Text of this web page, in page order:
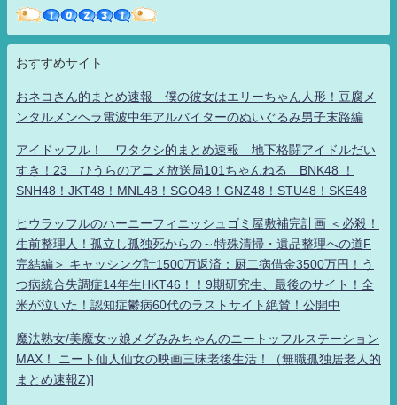
おすすめサイト
おネコさん的まとめ速報 僕の彼女はエリーちゃん人形！豆腐メ
ンタルメンヘラ電波中年アルバイターのぬいぐるみ男子末路編
アイドッフル！ ワタクシ的まとめ速報 地下格闘アイドルだい
すき！23 ひうらのアニメ放送局101ちゃんねる BNK48 ！
SNH48！JKT48！MNL48！SGO48！GNZ48！STU48！SKE48
ヒウラッフルのハーニーフィニッシュゴミ屋敷補完計画 ＜必殺！
生前整理人！孤立し孤独死からの～特殊清掃・遺品整理への道F
完結編＞ キャッシング計1500万返済：厨二病借金3500万円！う
つ病統合失調症14年生HKT46！！9期研究生、最後のサイト！全
米が泣いた！認知症鬱病60代のラストサイト絶賛！公開中
魔法熟女/美魔女ッ娘メグみみちゃんのニートッフルステーション
MAX！ ニート仙人仙女の映画三昧老後生活！（無職孤独居老人的
まとめ速報Z)]